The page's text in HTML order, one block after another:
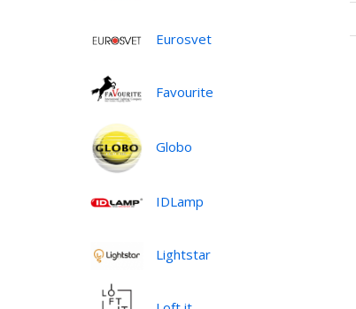
Eurosvet
Favourite
Globo
IDLamp
Lightstar